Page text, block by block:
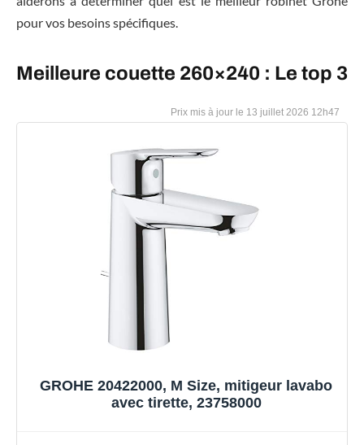
pour vos besoins spécifiques.
Meilleure couette 260×240 : Le top 3
13 juillet 2026 12h47
GROHE 20422000, M Size, mitigeur lavabo
avec tirette, 23758000